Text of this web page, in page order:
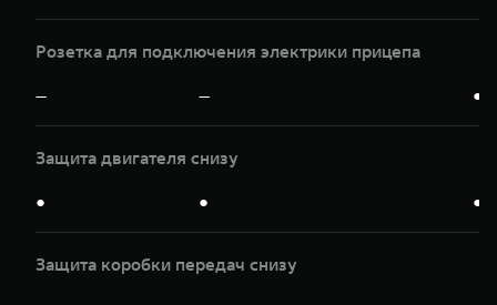
Розетка для подключения электрики прицепа
— — ●
Защита двигателя снизу
● ● ●
Защита коробки передач снизу